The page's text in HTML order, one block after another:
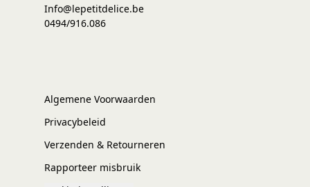
Info@lepetitdelice.be
0494/916.086
Algemene Voorwaarden
Privacybeleid
Verzenden & Retourneren
Rapporteer misbruik